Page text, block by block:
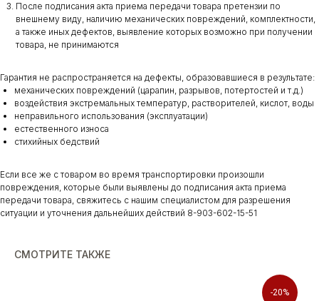
После подписания акта приема передачи товара претензии по
внешнему виду, наличию механических повреждений, комплектности,
а также иных дефектов, выявление которых возможно при получении
товара, не принимаются
Гарантия не распространяется на дефекты, образовавшиеся в результате:
механических повреждений (царапин, разрывов, потертостей и т.д.)
воздействия экстремальных температур, растворителей, кислот, воды
неправильного использования (эксплуатации)
естественного износа
стихийных бедствий
Если все же с товаром во время транспортировки произошли
повреждения, которые были выявлены до подписания акта приема
передачи товара, свяжитесь с нашим специалистом для разрешения
ситуации и уточнения дальнейших действий 8-903-602-15-51
СМОТРИТЕ ТАКЖЕ
-20%